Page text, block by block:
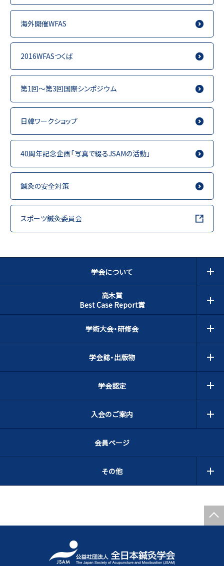
海外開催WFAS
2016WFASつくば
第1回～第3回国際シンポジウム
日韓ワークショップ
40周年記念企画「写真で綴るJSAMの活動」
鍼灸の安全対策
スポーツ鍼灸委員会
学会について
高木賞
Best Case Report賞
学術大会・研修会
学会誌・出版物
学会認定
入会のご案内
会員ページ
その他